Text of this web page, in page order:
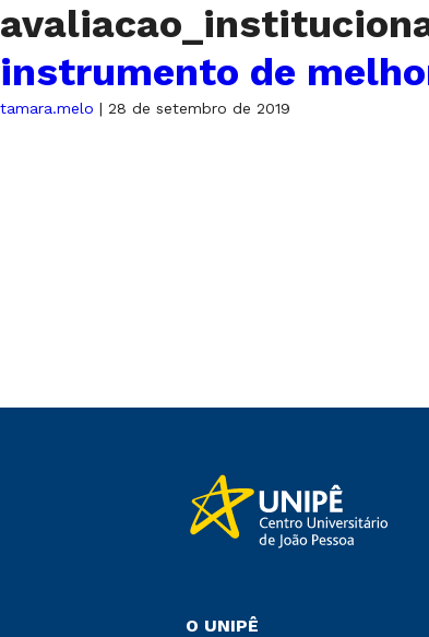
instrumento de
tamara.melo | 28 de setembro de 2019
O UNIPÊ